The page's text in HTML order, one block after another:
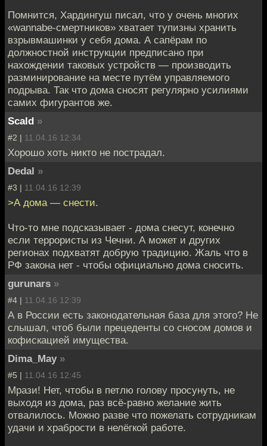
Помнится, Хардингуш писал, что у очень многих
«wannabe-смертников» хватает тупизны хранить
взрывмашинки у себя дома. А сапёрам по
должностной инструкции предписано при
нахождении таковых устройств — производить
разминирование на месте путём управляемого
подрыва. Так что дома сносят регулярно усилиями
самих фигурантов же.
Scald »
#2 | 11.04.16 12:34
Хорошо хоть никто не пострадал.
Dedal »
#3 | 11.04.16 12:39
>А дома — снести.
Что-то мне подсказывает - дома снесут, конечно
если террористы из Чечни. А может и других
регионах подхватят добрую традицию. Жаль что в
РФ закона нет - чтобы официально дома сносить.
gurunars »
#4 | 11.04.16 12:39
А в России есть законодательная база для этого? Не
слышал, чтоб были прецеденты со сносом домов и
кофискацией имущества.
Dima_May »
#5 | 11.04.16 12:45
Мрази! Нет, чтобы в петлю голову просунуть, не
выходя из дома, раз всё-равно желание жить
отвалилось. Можно разве что пожелать сотрудникам
удачи и храбрости в нелёгкой работе.